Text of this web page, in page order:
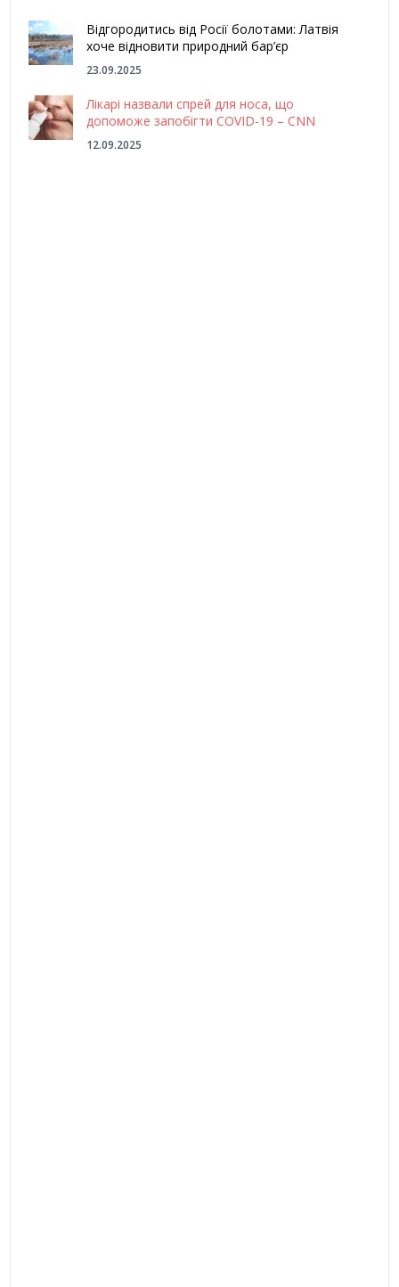
Відгородитись від Росії болотами: Латвія
хоче відновити природний бар’єр
23.09.2025
Лікарі назвали спрей для носа, що
допоможе запобігти COVID-19 – CNN
12.09.2025